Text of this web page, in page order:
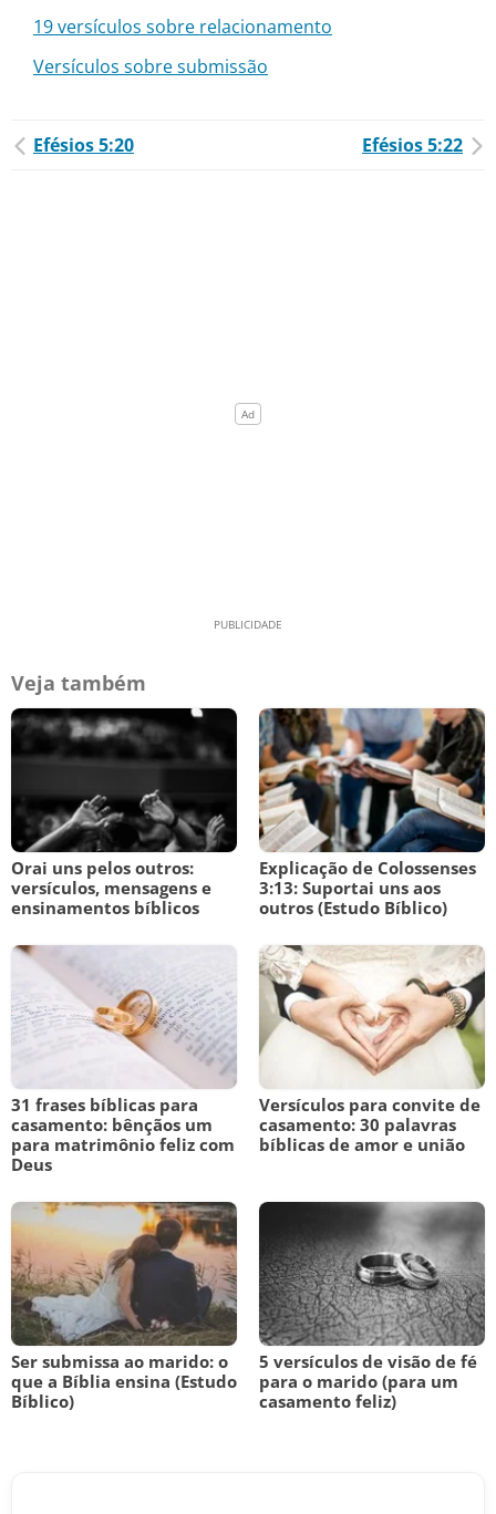
19 versículos sobre relacionamento
Versículos sobre submissão
Efésios 5:20 Efésios 5:22
Veja também
Orai uns pelos outros:
versículos, mensagens e
ensinamentos bíblicos
Explicação de Colossenses
3:13: Suportai uns aos
outros (Estudo Bíblico)
31 frases bíblicas para
casamento: bênçãos um
para matrimônio feliz com
Deus
Versículos para convite de
casamento: 30 palavras
bíblicas de amor e união
Ser submissa ao marido: o
que a Bíblia ensina (Estudo
Bíblico)
5 versículos de visão de fé
para o marido (para um
casamento feliz)